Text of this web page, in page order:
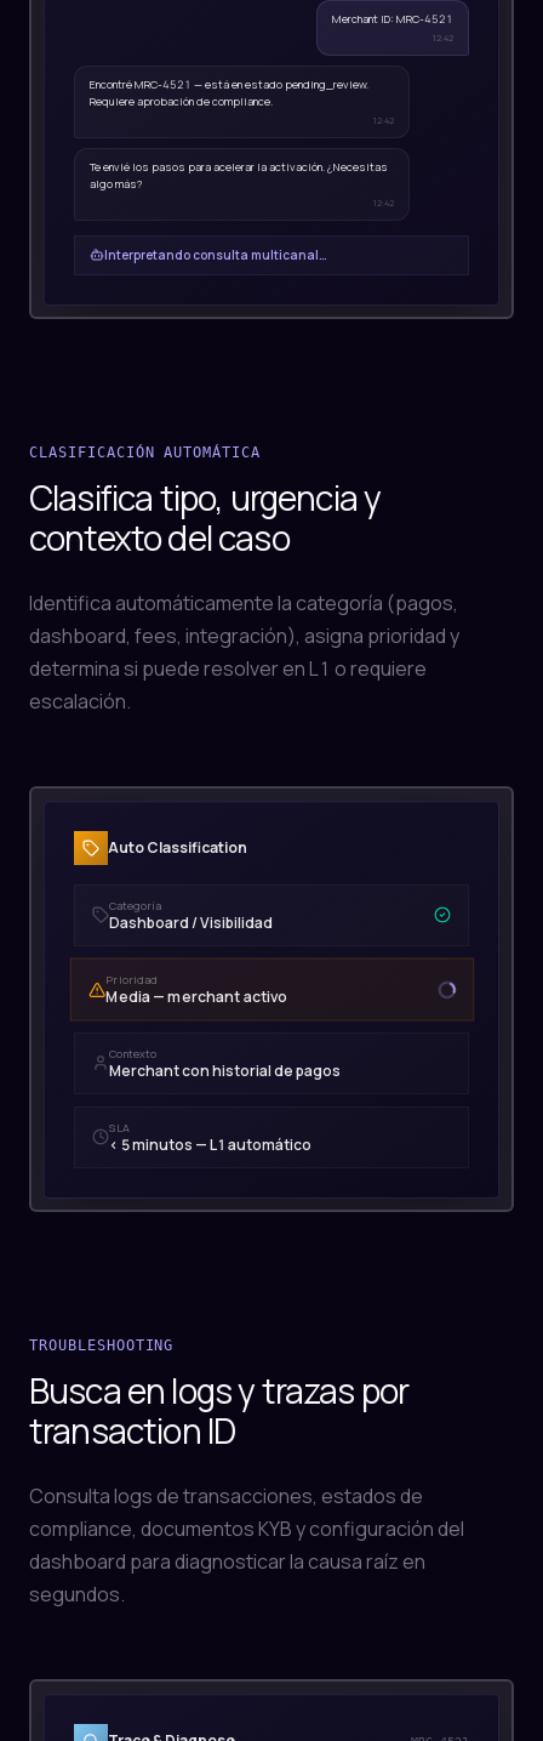
Merchant ID: MRC-4521
12:42
Encontré MRC-4521 — está en estado pending_review.
Requiere aprobación de compliance.
12:42
Te envié los pasos para acelerar la activación. ¿Necesitas
algo más?
12:42
Interpretando consulta multicanal…
CLASIFICACIÓN AUTOMÁTICA
Clasifica tipo, urgencia y
contexto del caso
Identifica automáticamente la categoría (pagos,
dashboard, fees, integración), asigna prioridad y
determina si puede resolver en L1 o requiere
escalación.
Auto Classification
Categoría
Dashboard / Visibilidad
Prioridad
Media — merchant activo
Contexto
Merchant con historial de pagos
SLA
< 5 minutos — L1 automático
TROUBLESHOOTING
Busca en logs y trazas por
transaction ID
Consulta logs de transacciones, estados de
compliance, documentos KYB y configuración del
dashboard para diagnosticar la causa raíz en
segundos.